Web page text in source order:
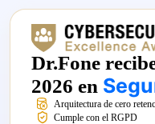
Dr.Fone
2026 en
Arquitectura de cero
Cumple con el RGPD